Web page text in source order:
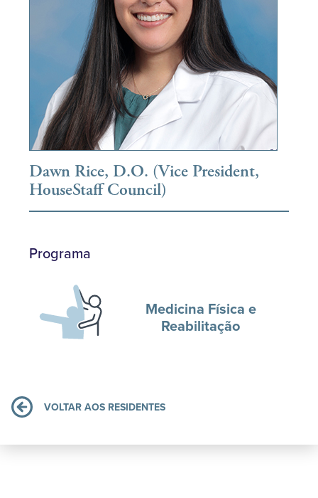
Dawn Rice, D.O. (Vice President,
HouseStaff Council)
Programa
Medicina Física e
Reabilitação
VOLTAR AOS RESIDENTES